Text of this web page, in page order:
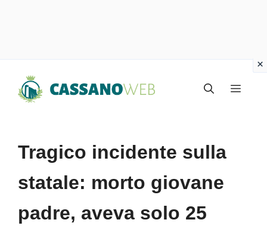
Menu
Tragico incidente sulla
statale: morto giovane
padre, aveva solo 25